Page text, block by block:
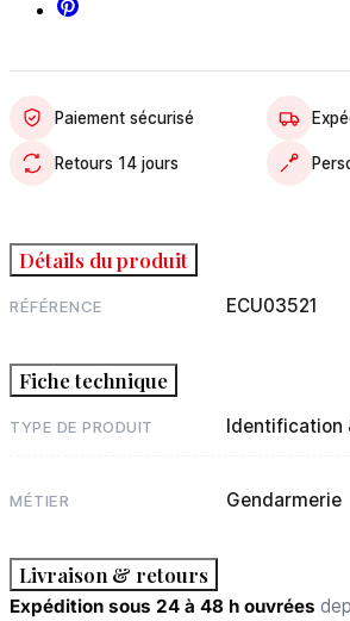
Paiement sécurisé
Retours 14 jours
Détails du produit
RÉFÉRENCE ECU03521
Fiche technique
TYPE DE PRODUIT Identification
MÉTIER Gendarmerie
Livraison & retours
Expédition sous 24 à 48 h ouvrées